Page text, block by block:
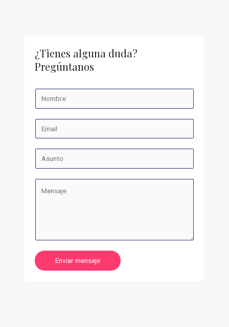
¿Tienes alguna duda?
Pregúntanos
Enviar mensaje